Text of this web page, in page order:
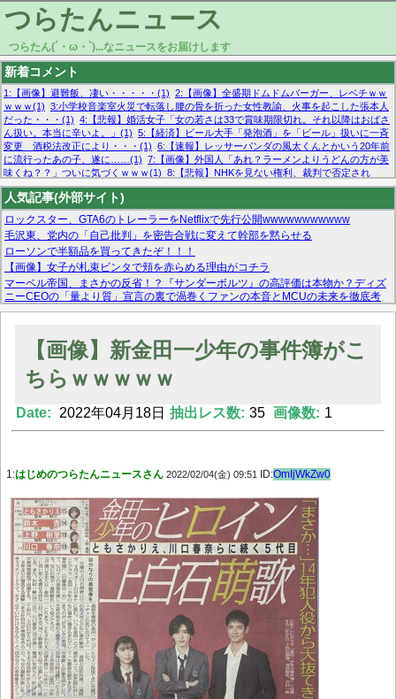
つらたんニュース
つらたん(´・ω・`)...なニュースをお届けします
新着コメント
1:【画像】避難飯、凄い・・・・・(1) 2:【画像】全盛期ドムドムバーガー、レベチｗｗ
ｗｗｗ(1) 3:小学校音楽室火災で転落し腰の骨を折った女性教諭、火事を起こした張本人
だった・・・(1) 4:【悲報】婚活女子「女の若さは33で賞味期限切れ。それ以降はおばさ
ん扱い。本当に辛いよ。」(1) 5:【経済】ビール大手「発泡酒」を「ビール」扱いに一斉
変更 酒税法改正により・・・(1) 6:【速報】レッサーパンダの風太くんとかいう20年前
に流行ったあの子、遂に……(1) 7:【画像】外国人「あれ？ラーメンよりうどんの方が美
味くね？？」ついに気づくｗｗｗ(1) 8:【悲報】NHKを見ない権利、裁判で否定され
る・・・(1) 9:欧州委員長「原発縮小は間違いでした」(1) 10:【悲報】日本企業の人手不
足、限界突破 52%「正社員も足りてません…」(1)
人気記事(外部サイト)
ロックスター、GTA6のトレーラーをNetflixで先行公開wwwwwwwwwww
毛沢東、党内の「自己批判」を密告合戦に変えて幹部を黙らせる
ローソンで半額品を買ってきたぞ！！！
【画像】女子が札束ビンタで頬を赤らめる理由がコチラ
マーベル帝国、まさかの反省！？『サンダーボルツ』の高評価は本物か？ディズ
ニーCEOの「量より質」宣言の裏で渦巻くファンの本音とMCUの未来を徹底考
察！
【画像あり】FacebookとかTwitterで拾ったエロ画像貼ってくよ
【画像】新金田一少年の事件簿がこ
ちらｗｗｗｗｗ
Date: 2022年04月18日 抽出レス数: 35 画像数: 1
1:はじめのつらたんニュースさん 2022/02/04(金) 09:51 ID:OmIjWkZw0